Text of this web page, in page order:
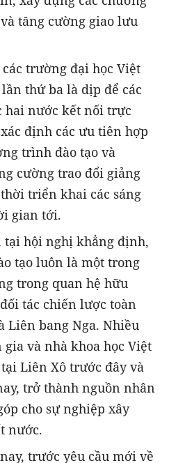
tăng cường giao lưu
trường đại học Việt
thứ ba là dịp để các
hai nước kết nối trực
định các ưu tiên hợp
trình đào tạo và
cường trao đổi giảng
triển khai các sáng
gian tới.
tại hội nghị khẳng định,
tạo luôn là một trong
trong quan hệ hữu
tác chiến lược toàn
Liên bang Nga. Nhiều
và nhà khoa học Việt
Liên Xô trước đây và
trở thành nguồn nhân
cho sự nghiệp xây
nước.
trước yêu cầu mới về